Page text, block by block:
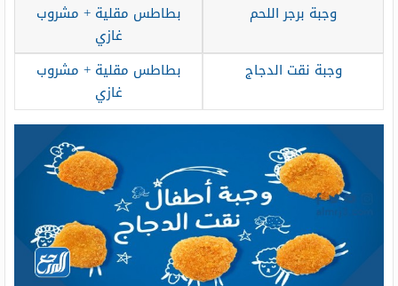
وجبة برجر اللحم
بطاطس مقلية + مشروب
غازي
وجبة نقت الدجاج
بطاطس مقلية + مشروب
غازي